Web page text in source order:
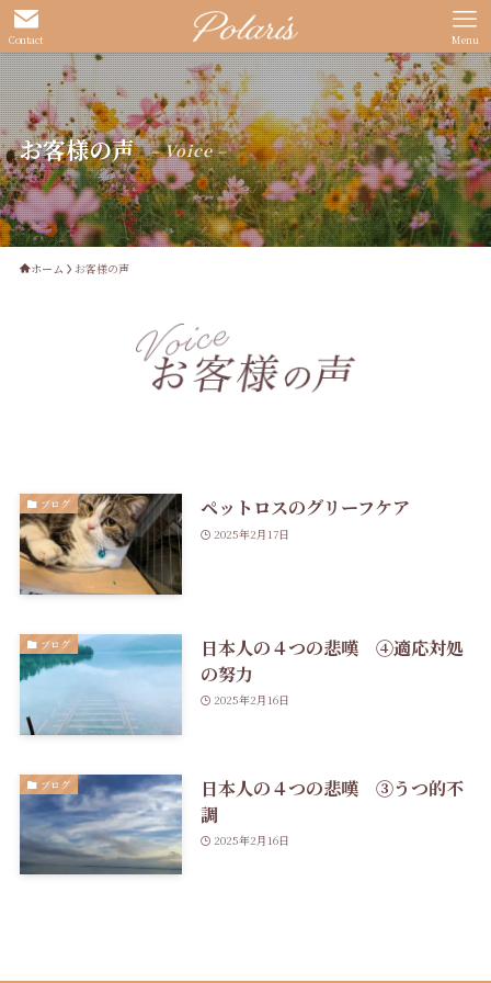
Contact Menu
お客様の声 – Voice –
ホーム お客様の声
ブログ ペットロスのグリーフケア
2025年2月17日
ブログ
日本人の４つの悲嘆 ④適応対処
の努力
2025年2月16日
ブログ
日本人の４つの悲嘆 ③うつ的不
調
2025年2月16日